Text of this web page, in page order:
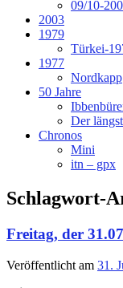
09/10-
2003
1979
Türkei-
1977
Nordkapp
50 Jahre
Der
Chronos
Mini
itn – gpx
Schlagwort-
Freitag, der
Veröffentlicht am 31.